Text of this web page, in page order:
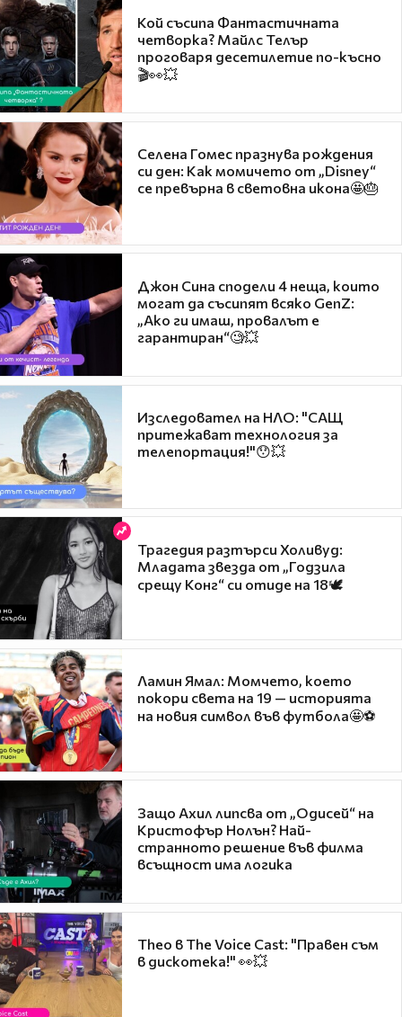
Кой съсипа Фантастичната
четворка? Майлс Телър
проговаря десетилетие по-късно
🎬👀💥
Селена Гомес празнува рождения
си ден: Как момичето от „Disney“
се превърна в световна икона🤩🎂
Джон Сина сподели 4 неща, които
могат да съсипят всяко GenZ:
„Ако ги имаш, провалът е
гарантиран“🧐💥
Изследовател на НЛО: "САЩ
притежават технология за
телепортация!"😯💥
Трагедия разтърси Холивуд:
Младата звезда от „Годзила
срещу Конг“ си отиде на 18🕊️
Ламин Ямал: Момчето, което
покори света на 19 — историята
на новия символ във футбола🤩⚽
Защо Ахил липсва от „Одисей“ на
Кристофър Нолън? Най-
странното решение във филма
всъщност има логика
Theo в The Voice Cast: "Правен съм
в дискотека!" 👀💥